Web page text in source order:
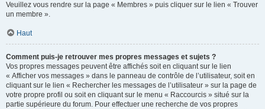
Veuillez vous rendre sur la page « Membres » puis cliquer sur le lien « Trouver
un membre ».
Haut
Comment puis-je retrouver mes propres messages et sujets ?
Vos propres messages peuvent être affichés soit en cliquant sur le lien
« Afficher vos messages » dans le panneau de contrôle de l’utilisateur, soit en
cliquant sur le lien « Rechercher les messages de l’utilisateur » sur la page de
votre propre profil ou soit en cliquant sur le menu « Raccourcis » situé sur la
partie supérieure du forum. Pour effectuer une recherche de vos propres